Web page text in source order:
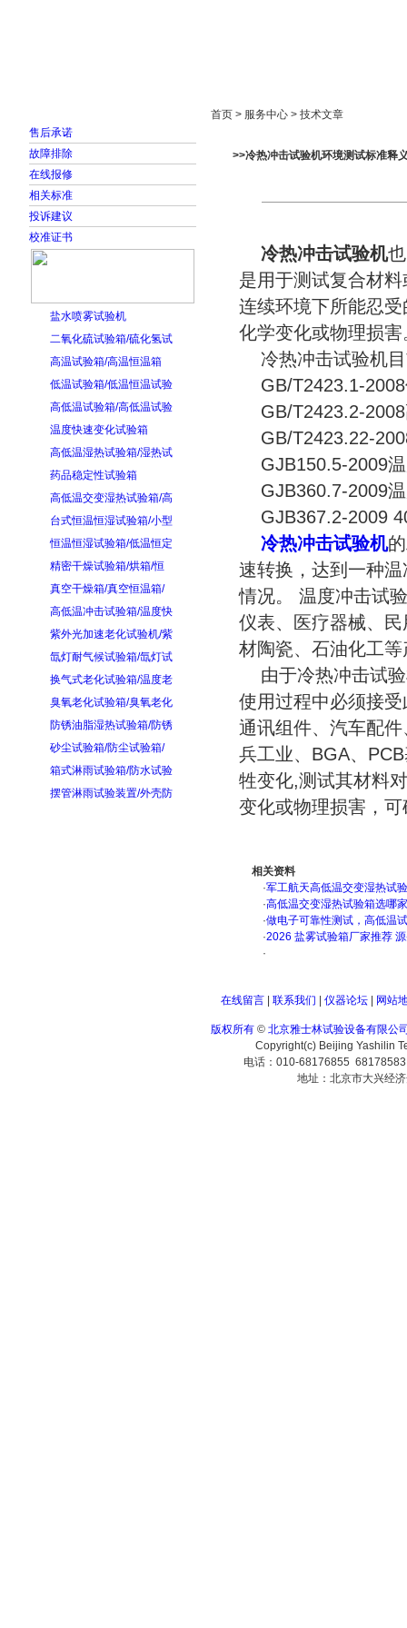
售后承诺
故障排除
在线报修
相关标准
投诉建议
校准证书
盐水喷雾试验机
二氧化硫试验箱/硫化氢试
高温试验箱/高温恒温箱
低温试验箱/低温恒温试验
高低温试验箱/高低温试验
温度快速变化试验箱
高低温湿热试验箱/湿热试
药品稳定性试验箱
高低温交变湿热试验箱/高
台式恒温恒湿试验箱/小型
恒温恒湿试验箱/低温恒定
精密干燥试验箱/烘箱/恒
真空干燥箱/真空恒温箱/
高低温冲击试验箱/温度快
紫外光加速老化试验机/紫
氙灯耐气候试验箱/氙灯试
换气式老化试验箱/温度老
臭氧老化试验箱/臭氧老化
防锈油脂湿热试验箱/防锈
砂尘试验箱/防尘试验箱/
箱式淋雨试验箱/防水试验
摆管淋雨试验装置/外壳防
首页 > 服务中心 > 技术文章
>>冷热冲击试验机环境测试标准释
冷热冲击试验机
是用于测试复合材
连续环境下所能忍
化学变化或物理损害
冷热冲击试验机目
GB/T2423.1-2008
GB/T2423.2-2008
GB/T2423.22-
GJB150.5-2009温
GJB360.7-2009温
GJB367.2-2009
冷热冲击试验机
速转换，达到一种
情况。 温度冲击试
仪表、医疗器械、
材陶瓷、石油化工
由于冷热冲击试验
使用过程中必须接
通讯组件、汽车配
兵工业、BGA、
牲变化,测试其材料
变化或物理损害，
相关资料
·军工航天高低温交变湿热试
·高低温交变湿热试验箱选哪
·做电子可靠性测试，高低温
·2026 盐雾试验箱厂家推荐
·
在线留言| 联系我们 仪器论坛| 网站
版权所有 © 北京雅士林试验设备有限公
Copyright(c) Beijing Yashilin
电话：010-68176855
地址：北京市大兴经